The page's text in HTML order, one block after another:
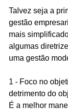
Talvez seja a
gestão
mais
algumas
uma gestão
1 - Foco no
detrimento do
É a melhor